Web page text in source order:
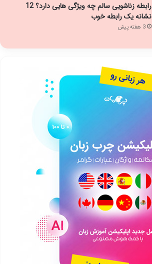
رابطه زناشویی سالم چه ویژگی هایی دارد؟ 12
نشانه یک رابطه خوب
3 هفته پیش